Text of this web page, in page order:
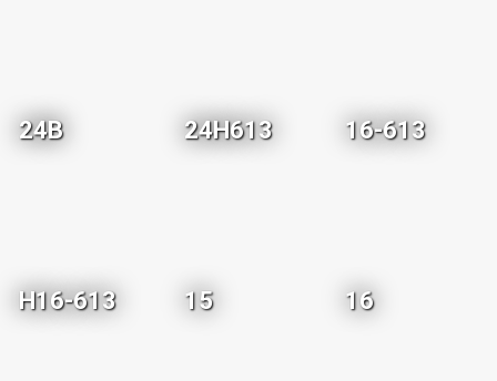
24B 24H613 16-613
H16-613 15 16